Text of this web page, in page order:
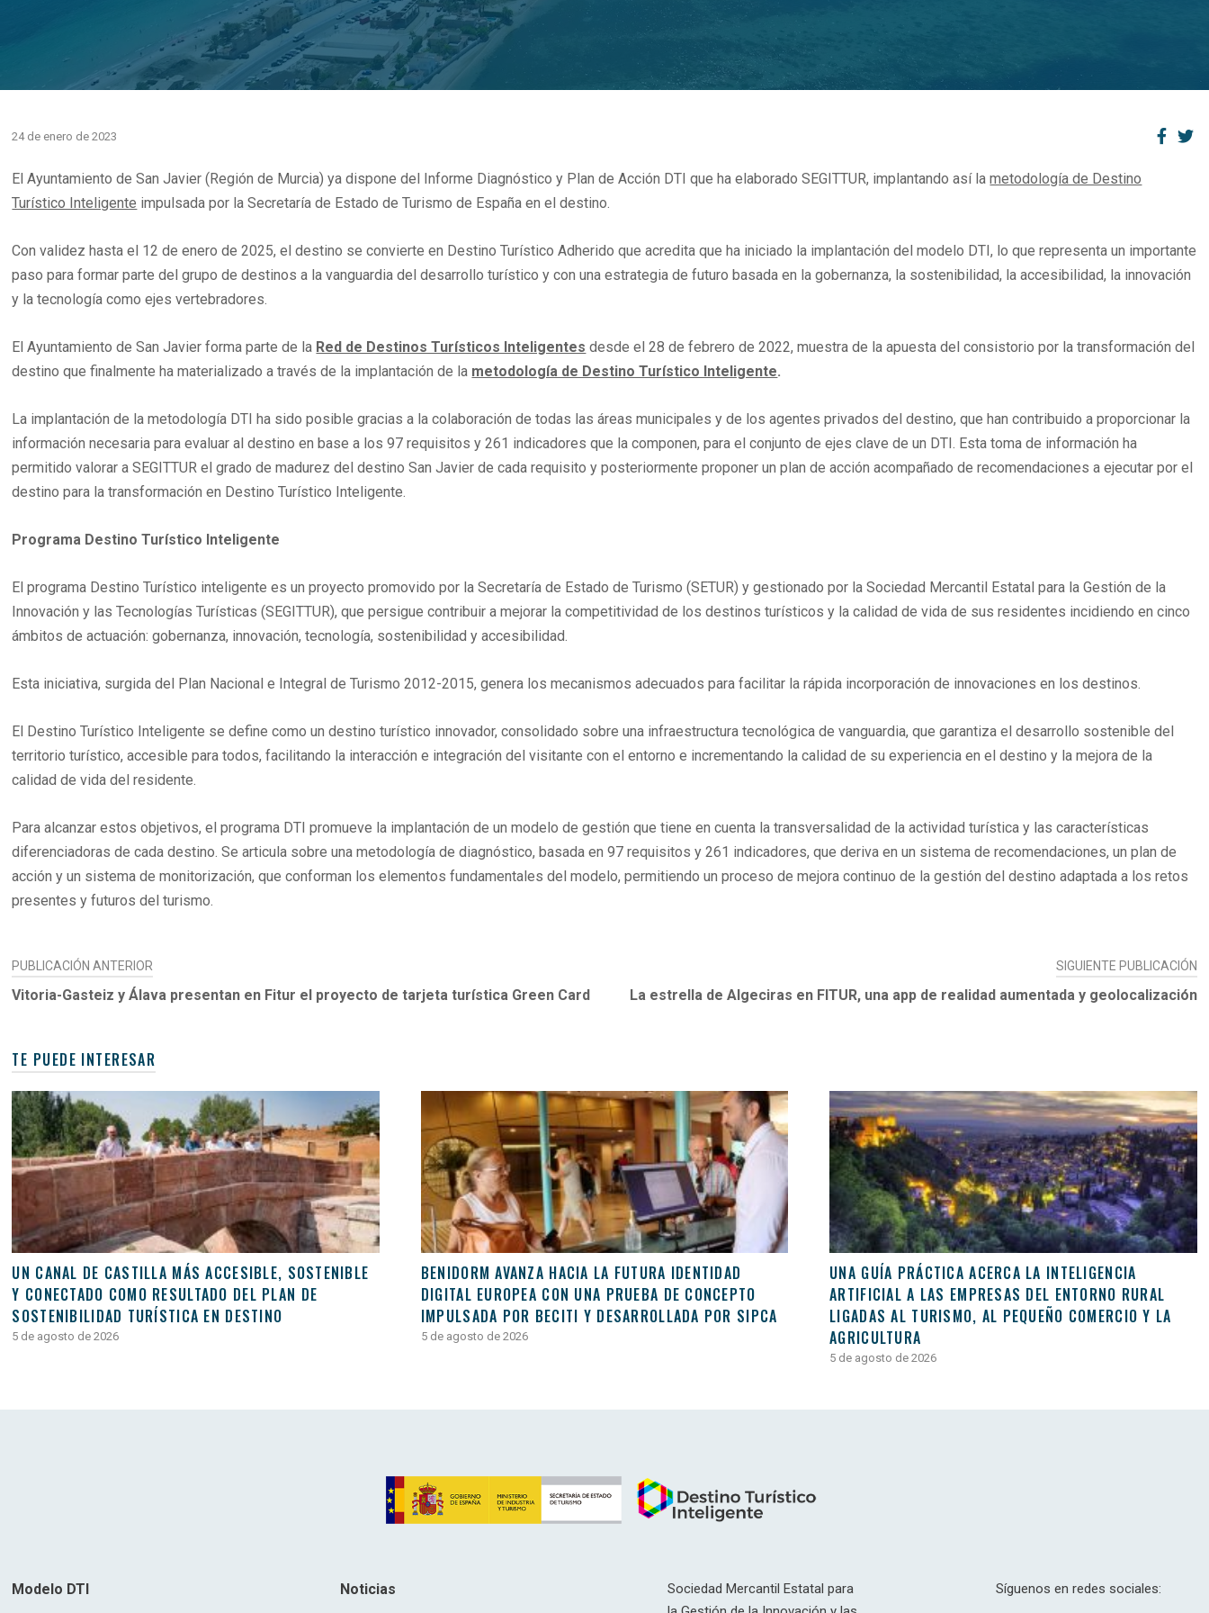
24 de enero de 2023
El Ayuntamiento de San Javier (Región de Murcia) ya dispone del Informe Diagnóstico y Plan de Acción DTI que ha elaborado SEGITTUR, implantando así lametodología de Destino
Turístico Inteligente impulsada por la Secretaría de Estado de Turismo de España en el destino.
Con validez hasta el 12 de enero de 2025, el destino se convierte en Destino Turístico Adherido que acredita que ha iniciado la implantación del modelo DTI, lo que representa un importante
paso para formar parte del grupo de destinos a la vanguardia del desarrollo turístico y con una estrategia de futuro basada en la gobernanza, la sostenibilidad, la accesibilidad, la innovación
y la tecnología como ejes vertebradores.
El Ayuntamiento de San Javier forma parte de la Red de Destinos Turísticos Inteligentes desde el 28 de febrero de 2022, muestra de la apuesta del consistorio por la transformación del
destino que finalmente ha materializado a través de la implantación de la metodología de Destino Turístico Inteligente.
La implantación de la metodología DTI ha sido posible gracias a la colaboración de todas las áreas municipales y de los agentes privados del destino, que han contribuido a proporcionar la
información necesaria para evaluar al destino en base a los 97 requisitos y 261 indicadores que la componen, para el conjunto de ejes clave de un DTI. Esta toma de información ha
permitido valorar a SEGITTUR el grado de madurez del destino San Javier de cada requisito y posteriormente proponer un plan de acción acompañado de recomendaciones a ejecutar por el
destino para la transformación en Destino Turístico Inteligente.
Programa Destino Turístico Inteligente
El programa Destino Turístico inteligente es un proyecto promovido por la Secretaría de Estado de Turismo (SETUR) y gestionado por la Sociedad Mercantil Estatal para la Gestión de la
Innovación y las Tecnologías Turísticas (SEGITTUR), que persigue contribuir a mejorar la competitividad de los destinos turísticos y la calidad de vida de sus residentes incidiendo en cinco
ámbitos de actuación: gobernanza, innovación, tecnología, sostenibilidad y accesibilidad.
Esta iniciativa, surgida del Plan Nacional e Integral de Turismo 2012-2015, genera los mecanismos adecuados para facilitar la rápida incorporación de innovaciones en los destinos.
El Destino Turístico Inteligente se define como un destino turístico innovador, consolidado sobre una infraestructura tecnológica de vanguardia, que garantiza el desarrollo sostenible del
territorio turístico, accesible para todos, facilitando la interacción e integración del visitante con el entorno e incrementando la calidad de su experiencia en el destino y la mejora de la
calidad de vida del residente.
Para alcanzar estos objetivos, el programa DTI promueve la implantación de un modelo de gestión que tiene en cuenta la transversalidad de la actividad turística y las características
diferenciadoras de cada destino. Se articula sobre una metodología de diagnóstico, basada en 97 requisitos y 261 indicadores, que deriva en un sistema de recomendaciones, un plan de
acción y un sistema de monitorización, que conforman los elementos fundamentales del modelo, permitiendo un proceso de mejora continuo de la gestión del destino adaptada a los retos
presentes y futuros del turismo.
NAVEGACIÓN
DE
PUBLICACIÓN ANTERIOR
Vitoria-Gasteiz y Álava presentan en Fitur el proyecto de tarjeta turística Green Card
SIGUIENTE PUBLICACIÓN
La estrella de Algeciras en FITUR, una app de realidad aumentada y geolocalización
TE PUEDE INTERESAR
UN CANAL DE CASTILLA MÁS ACCESIBLE, SOSTENIBLE
Y CONECTADO COMO RESULTADO DEL PLAN DE
SOSTENIBILIDAD TURÍSTICA EN DESTINO
5 de agosto de 2026
BENIDORM AVANZA HACIA LA FUTURA IDENTIDAD
DIGITAL EUROPEA CON UNA PRUEBA DE CONCEPTO
IMPULSADA POR BECITI Y DESARROLLADA POR SIPCA
5 de agosto de 2026
UNA GUÍA PRÁCTICA ACERCA LA INTELIGENCIA
ARTIFICIAL A LAS EMPRESAS DEL ENTORNO RURAL
LIGADAS AL TURISMO, AL PEQUEÑO COMERCIO Y LA
AGRICULTURA
5 de agosto de 2026
Modelo DTI
Noticias
Sociedad Mercantil Estatal para
Síguenos en redes sociales: